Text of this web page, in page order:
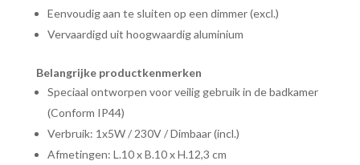
Eenvoudig aan te sluiten op een dimmer (excl.)
Vervaardigd uit hoogwaardig aluminium
Belangrijke productkenmerken
Speciaal ontworpen voor veilig gebruik in de badkamer
(Conform IP44)
Verbruik: 1x5W / 230V / Dimbaar (incl.)
Afmetingen: L.10 x B.10 x H.12,3 cm